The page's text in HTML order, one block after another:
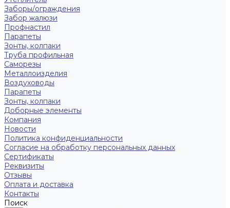
Заборы/ограждения
Забор жалюзи
Профнастил
Парапеты
Зонты, колпаки
Труба профильная
Саморезы
Металлоизделия
Воздуховоды
Парапеты
Зонты, колпаки
Доборные элементы
Компания
Новости
Политика конфиденциальности
Согласие на обработку персональных данных
Сертификаты
Реквизиты
Отзывы
Оплата и доставка
Контакты
Поиск